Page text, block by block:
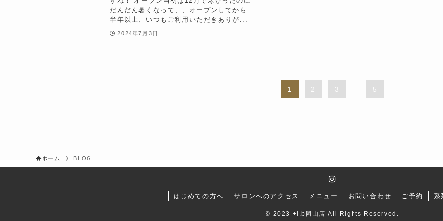
だんだん暑くなって、、オープンしてから
半年以上、いつもご利用いただきありが...
2024年7月3日
1 2 3 5
ホーム BLOG
はじめての方へ サロンへのアクセス メニュー お問い合わせ ご予約 系
© 2023 +i.b岡山店 All Rights Reserved.